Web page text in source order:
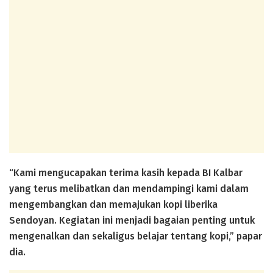
“Kami mengucapakan terima kasih kepada BI Kalbar
yang terus melibatkan dan mendampingi kami dalam
mengembangkan dan memajukan kopi liberika
Sendoyan. Kegiatan ini menjadi bagaian penting untuk
mengenalkan dan sekaligus belajar tentang kopi,” papar
dia.